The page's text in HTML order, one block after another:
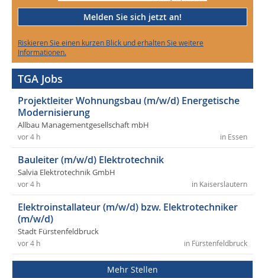
Melden Sie sich jetzt an!
Riskieren Sie einen kurzen Blick und erhalten Sie weitere
Informationen.
TGA Jobs
Projektleiter Wohnungsbau (m/w/d) Energetische
Modernisierung
Allbau Managementgesellschaft mbH
in Essen
vor 4 h
Bauleiter (m/w/d) Elektrotechnik
Salvia Elektrotechnik GmbH
in Kaiserslautern
vor 4 h
Elektroinstallateur (m/w/d) bzw. Elektrotechniker
(m/w/d)
Stadt Fürstenfeldbruck
in Fürstenfeldbruck
vor 4 h
Mehr Stellen